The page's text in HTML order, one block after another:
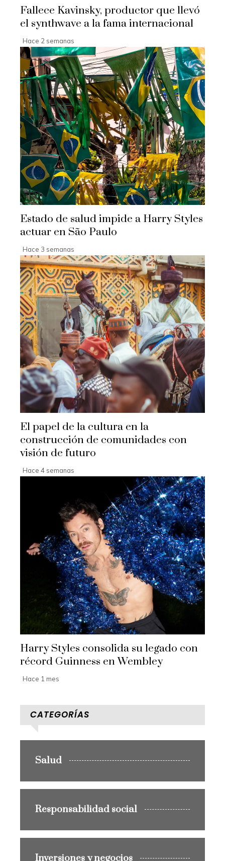
Fallece Kavinsky, productor que llevó
el synthwave a la fama internacional
Hace 2 semanas
Estado de salud impide a Harry Styles
actuar en São Paulo
Hace 3 semanas
El papel de la cultura en la
construcción de comunidades con
visión de futuro
Hace 4 semanas
Harry Styles consolida su legado con
récord Guinness en Wembley
Hace 1 mes
CATEGORÍAS
Salud
Responsabilidad social
Inversiones y negocios